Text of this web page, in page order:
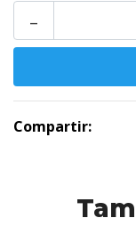
-
Compartir: